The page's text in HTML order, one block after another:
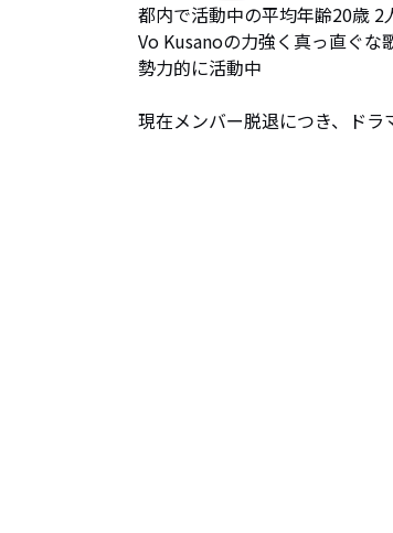
都内で活動中の平均年齢20歳 2
Vo Kusanoの力強く真っ直ぐな
勢力的に活動中
現在メンバー脱退につき、ドラ